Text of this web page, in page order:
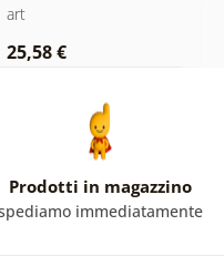
art
25,58 €
Prodotti in magazzino
immediatamente